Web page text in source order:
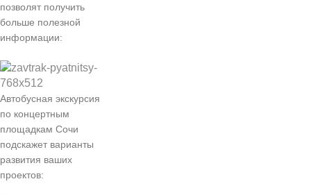
позволят получить
больше полезной
информации:
Автобусная экскурсия
по концертным
площадкам Сочи
подскажет варианты
развития ваших
проектов: